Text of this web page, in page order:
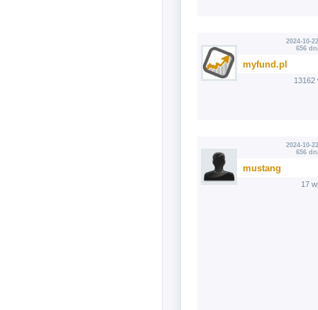
2024-10-
656
myfund.pl
13162
2024-10-
656
mustang
17